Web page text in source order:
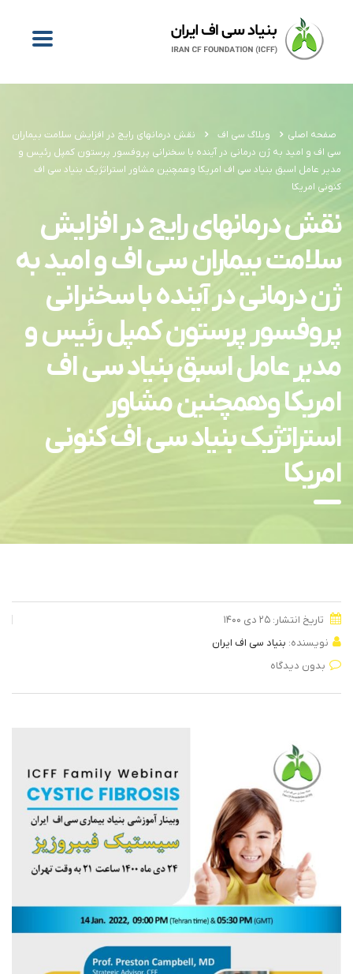
صفحه اصلی وبلاگ سی اف
نقش درمانهای رایج در افزایش سلامت بیماران
سی اف و امید به ژن درمانی در آینده با سخنرانی پروفسور پرستون کمپل رئیس و
مدیر عامل اسبق بنیاد سی اف امریکا وهمچنین مشاور استراتژیک بنیاد سی اف
کنونی امریکا
نقش درمانهای رایج در افزایش
سلامت بیماران سی اف و امید به
ژن درمانی در آینده با سخنرانی
پروفسور پرستون کمپل رئیس و
مدیر عامل اسبق بنیاد سی اف
امریکا وهمچنین مشاور
استراتژیک بنیاد سی اف کنونی
امریکا
تاریخ انتشار: ۲۵ دی ۱۴۰۰
نویسنده: بنیاد سی اف ایران
بدون دیدگاه